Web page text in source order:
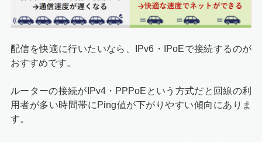
配信を快適に行いたいなら、IPv6・IPoEで接続するのが
おすすめです。
ルーターの接続がIPv4・PPPoEという方式だと回線の利
用者が多い時間帯にPing値が下がりやすい傾向にありま
す。